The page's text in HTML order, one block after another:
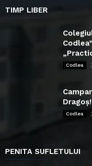
TIMP LIBER
Codlea
Codlea
PENITA SUFLETULUI